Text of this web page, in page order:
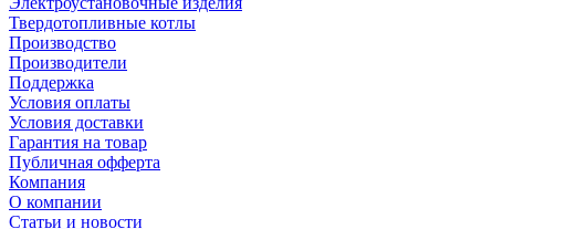
Твердотопливные котлы
Производство
Производители
Поддержка
Условия оплаты
Условия доставки
Гарантия на товар
Публичная офферта
Компания
О компании
Статьи и новости